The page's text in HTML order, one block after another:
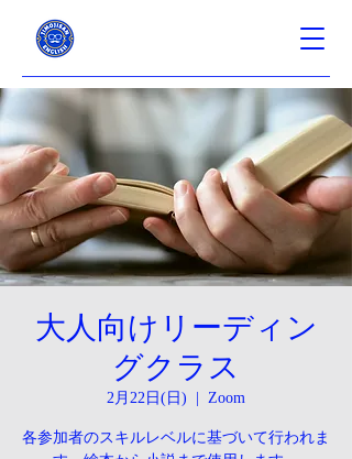
大人向けリーディン
グクラス
2月22日(日) Zoom
各参加者のスキルレベルに基づいて行われま